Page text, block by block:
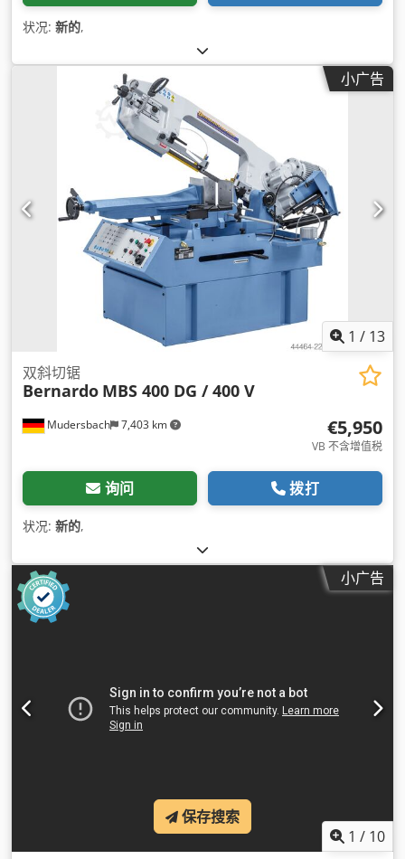
状况: 新的,
小广告
1 / 13
Mudersbach 7,403 km
双斜切锯
Bernardo MBS 400 DG / 400 V
€5,950
VB 不含增值税
询问 拨打
状况: 新的,
小广告
1 / 10
保存搜索